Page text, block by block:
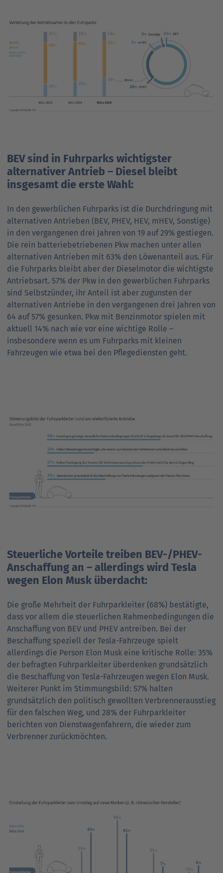
BEV sind in Fuhrparks wichtigster
alternativer Antrieb – Diesel bleibt
insgesamt die erste Wahl:
In den gewerblichen Fuhrparks ist die Durchdringung mit
alternativen Antrieben (BEV, PHEV, HEV, mHEV, Sonstige)
in den vergangenen drei Jahren von 19 auf 29% gestiegen.
Die rein batteriebetriebenen Pkw machen unter allen
alternativen Antrieben mit 63% den Löwenanteil aus. Für
die Fuhrparks bleibt aber der Dieselmotor die wichtigste
Antriebsart. 57% der Pkw in den gewerblichen Fuhrparks
sind Selbstzünder, ihr Anteil ist aber zugunsten der
alternativen Antriebe in den vergangenen drei Jahren von
64 auf 57% gesunken. Pkw mit Benzinmotor spielen mit
aktuell 14% nach wie vor eine wichtige Rolle –
insbesondere wenn es um Fuhrparks mit kleinen
Fahrzeugen wie etwa bei den Pflegediensten geht.
Steuerliche Vorteile treiben BEV-/PHEV-
Anschaffung an – allerdings wird Tesla
wegen Elon Musk überdacht:
Die große Mehrheit der Fuhrparkleiter (68%) bestätigte,
dass vor allem die steuerlichen Rahmenbedingungen die
Anschaffung von BEV und PHEV antreiben. Bei der
Beschaffung speziell der Tesla-Fahrzeuge spielt
allerdings die Person Elon Musk eine kritische Rolle: 35%
der befragten Fuhrparkleiter überdenken grundsätzlich
die Beschaffung von Tesla-Fahrzeugen wegen Elon Musk.
Weiterer Punkt im Stimmungsbild: 57% halten
grundsätzlich den politisch gewollten Verbrennerausstieg
für den falschen Weg, und 28% der Fuhrparkleiter
berichten von Dienstwagenfahrern, die wieder zum
Verbrenner zurückmöchten.